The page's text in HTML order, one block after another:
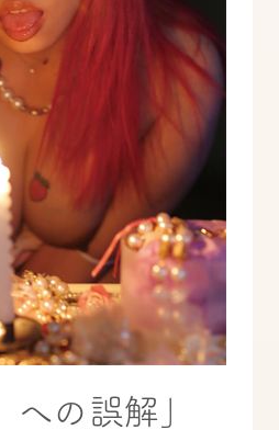
への誤解」